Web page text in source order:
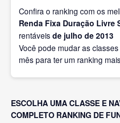
Confira o ranking com os
Renda Fixa Duração Livre
rentáveisde julho de 2013
Você pode mudar as
mês para ter um ranking
ESCOLHA UMA CLASSE E
COMPLETO RANKING DE